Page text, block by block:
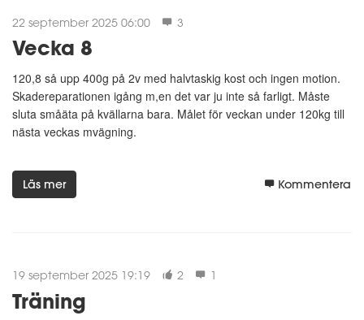
22 september 2025 06:00 3
Vecka 8
120,8 så upp 400g på 2v med halvtaskig kost och ingen motion.
Skadereparationen igång m,en det var ju inte så farligt. Måste
sluta småäta på kvällarna bara. Målet för veckan under 120kg till
nästa veckas mvägning.
Läs mer Kommentera
19 september 2025 19:19 2 1
Träning